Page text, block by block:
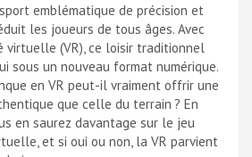
emblématique de précision et
les joueurs de tous âges. Avec
virtuelle (VR), ce loisir traditionnel
sous un nouveau format numérique.
en VR peut-il vraiment offrir une
que celle du terrain ? En
en saurez davantage sur le jeu
et si oui ou non, la VR parvient